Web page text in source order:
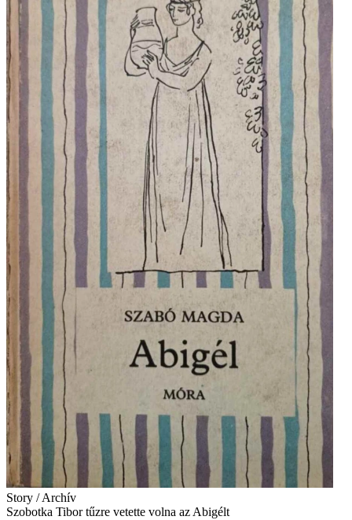
Story / Archív
Szobotka Tibor tűzre vetette volna az Abigélt